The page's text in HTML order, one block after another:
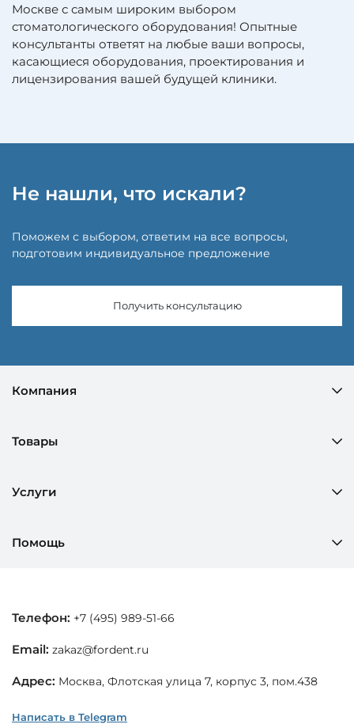
Москве с самым широким выбором
стоматологического оборудования! Опытные
консультанты ответят на любые ваши вопросы,
касающиеся оборудования, проектирования и
лицензирования вашей будущей клиники.
Не нашли, что искали?
Поможем с выбором, ответим на все вопросы,
подготовим индивидуальное предложение
Получить консультацию
Компания
Товары
Услуги
Помощь
Телефон: +7 (495) 989-51-66
Email: zakaz@fordent.ru
Адрес: Москва, Флотская улица 7, корпус 3, пом.438
Написать в Telegram